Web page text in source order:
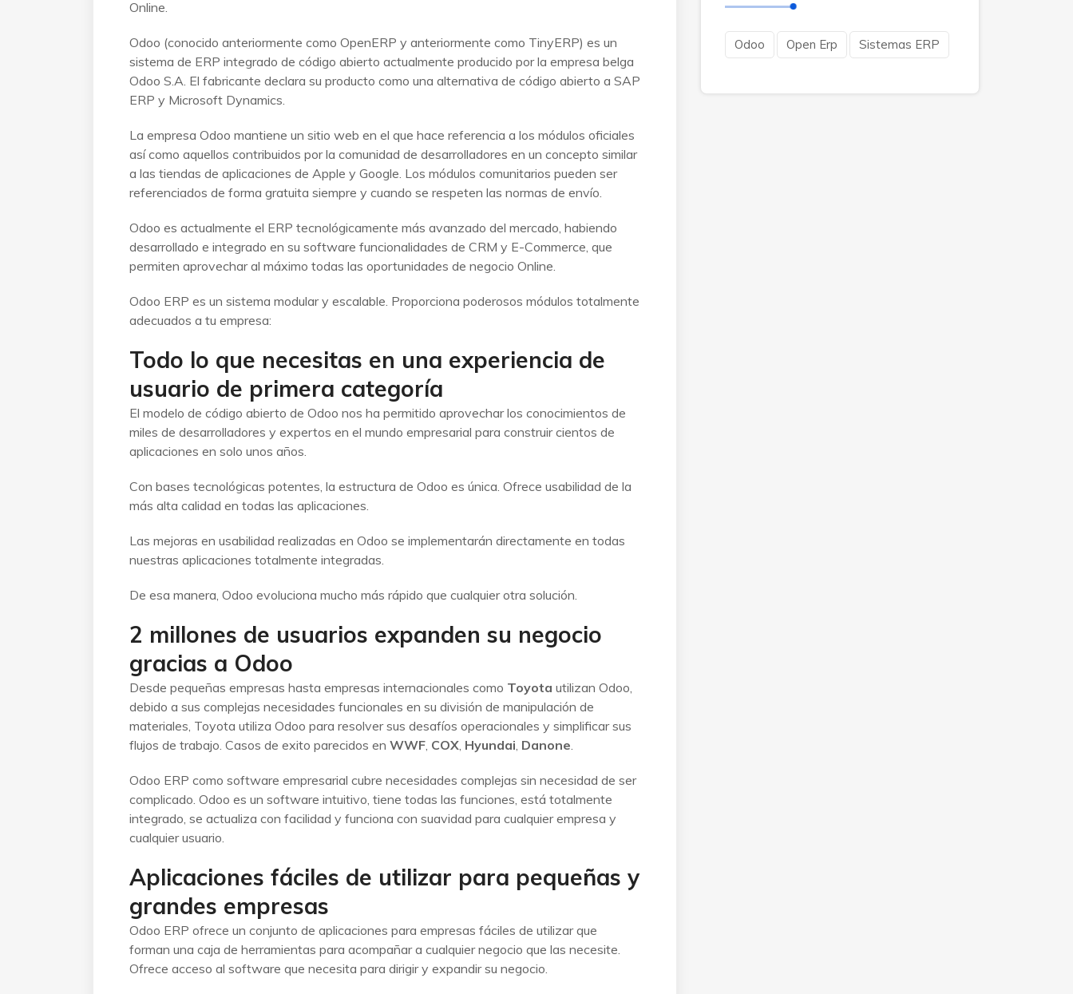
Online.
Odoo (conocido anteriormente como OpenERP y anteriormente como TinyERP) es un
sistema de ERP integrado de código abierto actualmente producido por la empresa belga
Odoo S.A. El fabricante declara su producto como una alternativa de código abierto a SAP
ERP y Microsoft Dynamics.
La empresa Odoo mantiene un sitio web en el que hace referencia a los módulos oficiales
así como aquellos contribuidos por la comunidad de desarrolladores en un concepto similar
a las tiendas de aplicaciones de Apple y Google. Los módulos comunitarios pueden ser
referenciados de forma gratuita siempre y cuando se respeten las normas de envío.
Odoo es actualmente el ERP tecnológicamente más avanzado del mercado, habiendo
desarrollado e integrado en su software funcionalidades de CRM y E-Commerce, que
permiten aprovechar al máximo todas las oportunidades de negocio Online.
Odoo ERP es un sistema modular y escalable. Proporciona poderosos módulos totalmente
adecuados a tu empresa:
Todo lo que necesitas en una experiencia de
usuario de primera categoría
El modelo de código abierto de Odoo nos ha permitido aprovechar los conocimientos de
miles de desarrolladores y expertos en el mundo empresarial para construir cientos de
aplicaciones en solo unos años.
Con bases tecnológicas potentes, la estructura de Odoo es única. Ofrece usabilidad de la
más alta calidad en todas las aplicaciones.
Las mejoras en usabilidad realizadas en Odoo se implementarán directamente en todas
nuestras aplicaciones totalmente integradas.
De esa manera, Odoo evoluciona mucho más rápido que cualquier otra solución.
2 millones de usuarios expanden su negocio
gracias a Odoo
Desde pequeñas empresas hasta empresas internacionales como Toyota utilizan Odoo,
debido a sus complejas necesidades funcionales en su división de manipulación de
materiales, Toyota utiliza Odoo para resolver sus desafíos operacionales y simplificar sus
flujos de trabajo. Casos de exito parecidos en WWF COX Hyundai Danone
Odoo ERP como software empresarial cubre necesidades complejas sin necesidad de ser
complicado. Odoo es un software intuitivo, tiene todas las funciones, está totalmente
integrado, se actualiza con facilidad y funciona con suavidad para cualquier empresa y
cualquier usuario.
Aplicaciones fáciles de utilizar para pequeñas y
grandes empresas
Odoo ERP ofrece un conjunto de aplicaciones para empresas fáciles de utilizar que
forman una caja de herramientas para acompañar a cualquier negocio que las necesite.
Ofrece acceso al software que necesita para dirigir y expandir su negocio.
Odoo Open Erp Sistemas ERP